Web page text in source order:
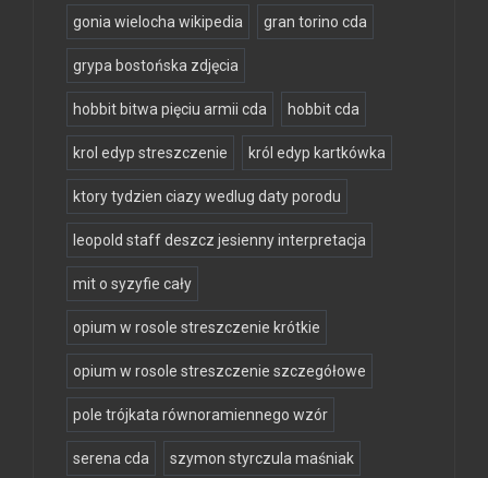
gonia wielocha wikipedia gran torino cda
grypa bostońska zdjęcia
hobbit bitwa pięciu armii cda hobbit cda
krol edyp streszczenie król edyp kartkówka
ktory tydzien ciazy wedlug daty porodu
leopold staff deszcz jesienny interpretacja
mit o syzyfie cały
opium w rosole streszczenie krótkie
opium w rosole streszczenie szczegółowe
pole trójkata równoramiennego wzór
serena cda szymon styrczula maśniak